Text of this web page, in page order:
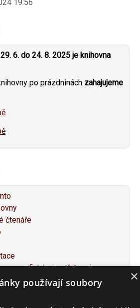
19:56
6. do 24. 8. 2025 je knihovna
po prázdninách zahajujeme
čtenáře
specifickými potřebami
×
používají soubory